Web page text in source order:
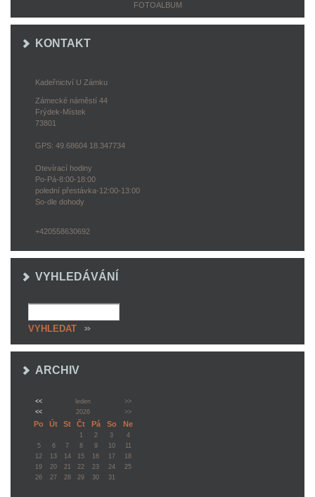
FOTOALBUM
KONTAKT
Kadeřnictví U Zámku
Zámecké náměstí 44
Frýdek-Místek
73801
GPS: 49.68604 18.347734
Otevírací hodiny
Po-Pá-8:00-18:00
polední přestávka-12:00-13:00
So-dle dohody
+420558630692
VYHLEDÁVÁNÍ
ARCHIV
<< leden
>>
<<
2026 >>
Po Út St Čt Pá So Ne
1 2 3
4
5
6 7 8 9 10
11
12
13 14 15 16 17
18
19
20 21 22 23 24
25
26
27 28 29 30 31